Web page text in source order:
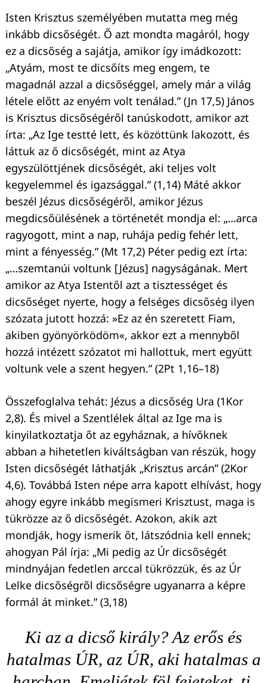
Isten Krisztus személyében mutatta meg még
inkább dicsőségét. Ő azt mondta magáról, hogy
ez a dicsőség a sajátja, amikor így imádkozott:
„Atyám, most te dicsőíts meg engem, te
magadnál azzal a dicsőséggel, amely már a világ
létele előtt az enyém volt tenálad.” (Jn 17,5) János
is Krisztus dicsőségéről tanúskodott, amikor azt
írta: „Az Ige testté lett, és közöttünk lakozott, és
láttuk az ő dicsőségét, mint az Atya
egyszülöttjének dicsőségét, aki teljes volt
kegyelemmel és igazsággal.” (1,14) Máté akkor
beszél Jézus dicsőségéről, amikor Jézus
megdicsőülésének a történetét mondja el: „…arca
ragyogott, mint a nap, ruhája pedig fehér lett,
mint a fényesség.” (Mt 17,2) Péter pedig ezt írta:
„…szemtanúi voltunk [Jézus] nagyságának. Mert
amikor az Atya Istentől azt a tisztességet és
dicsőséget nyerte, hogy a felséges dicsőség ilyen
szózata jutott hozzá: »Ez az én szeretett Fiam,
akiben gyönyörködöm«, akkor ezt a mennyből
hozzá intézett szózatot mi hallottuk, mert együtt
voltunk vele a szent hegyen.” (2Pt 1,16–18)
Összefoglalva tehát: Jézus a dicsőség Ura (1Kor
2,8). És mivel a Szentlélek által az Ige ma is
kinyilatkoztatja őt az egyháznak, a hívőknek
abban a hihetetlen kiváltságban van részük, hogy
Isten dicsőségét láthatják „Krisztus arcán” (2Kor
4,6). Továbbá Isten népe arra kapott elhívást, hogy
ahogy egyre inkább megismeri Krisztust, maga is
tükrözze az ő dicsőségét. Azokon, akik azt
mondják, hogy ismerik őt, látszódnia kell ennek;
ahogyan Pál írja: „Mi pedig az Úr dicsőségét
mindnyájan fedetlen arccal tükrözzük, és az Úr
Lelke dicsőségről dicsőségre ugyanarra a képre
formál át minket.” (3,18)
Ki az a dicső király? Az erős és
hatalmas ÚR, az ÚR, aki hatalmas a
Keresés: